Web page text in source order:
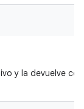
y la devuelve